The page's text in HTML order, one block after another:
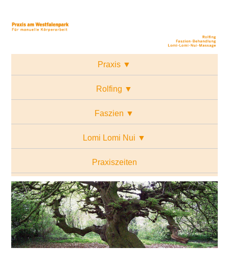
Praxis ▼
Rolfing ▼
Faszien ▼
Lomi Lomi Nui ▼
Praxiszeiten